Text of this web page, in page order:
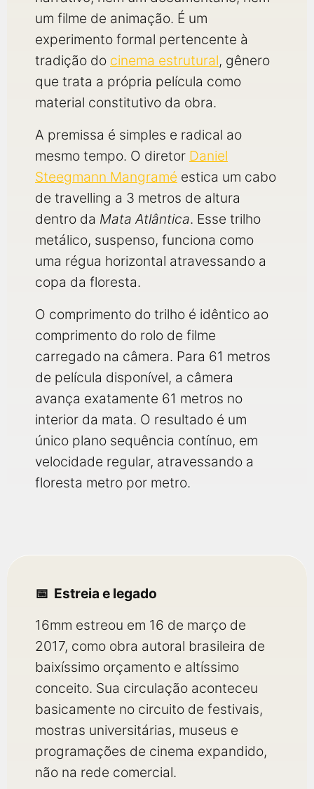
um filme de animação. É um
experimento formal pertencente à
tradição do cinema estrutural, gênero
que trata a própria película como
material constitutivo da obra.
A premissa é simples e radical ao
mesmo tempo. O diretor Daniel
Steegmann Mangramé estica um cabo
de travelling a 3 metros de altura
dentro da Mata Atlântica. Esse trilho
metálico, suspenso, funciona como
uma régua horizontal atravessando a
copa da floresta.
O comprimento do trilho é idêntico ao
comprimento do rolo de filme
carregado na câmera. Para 61 metros
de película disponível, a câmera
avança exatamente 61 metros no
interior da mata. O resultado é um
único plano sequência contínuo, em
velocidade regular, atravessando a
floresta metro por metro.
Estreia e legado
16mm estreou em 16 de março de
2017, como obra autoral brasileira de
baixíssimo orçamento e altíssimo
conceito. Sua circulação aconteceu
basicamente no circuito de festivais,
mostras universitárias, museus e
programações de cinema expandido,
não na rede comercial.
acessar informações sobre cinemas, horários, assistir aos
trailers e muito mais.